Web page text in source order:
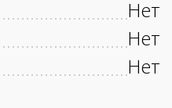
Нет
Нет
Нет